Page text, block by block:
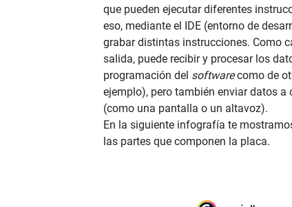
que pueden ejecutar diferentes
eso, mediante el IDE (entorno de
grabar distintas instrucciones. Como
salida, puede recibir y procesar los
programación del softwarecomo de
ejemplo), pero también enviar datos
(como una pantalla o un altavoz).
En la siguiente infografía te
las partes que componen la placa.